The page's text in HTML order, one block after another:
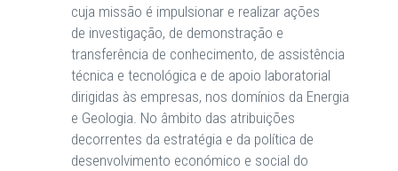
cuja missão é impulsionar e realizar ações
de investigação, de demonstração e
transferência de conhecimento, de assistência
técnica e tecnológica e de apoio laboratorial
dirigidas às empresas, nos domínios da Energia
e Geologia. No âmbito das atribuições
decorrentes da estratégia e da política de
desenvolvimento económico e social do